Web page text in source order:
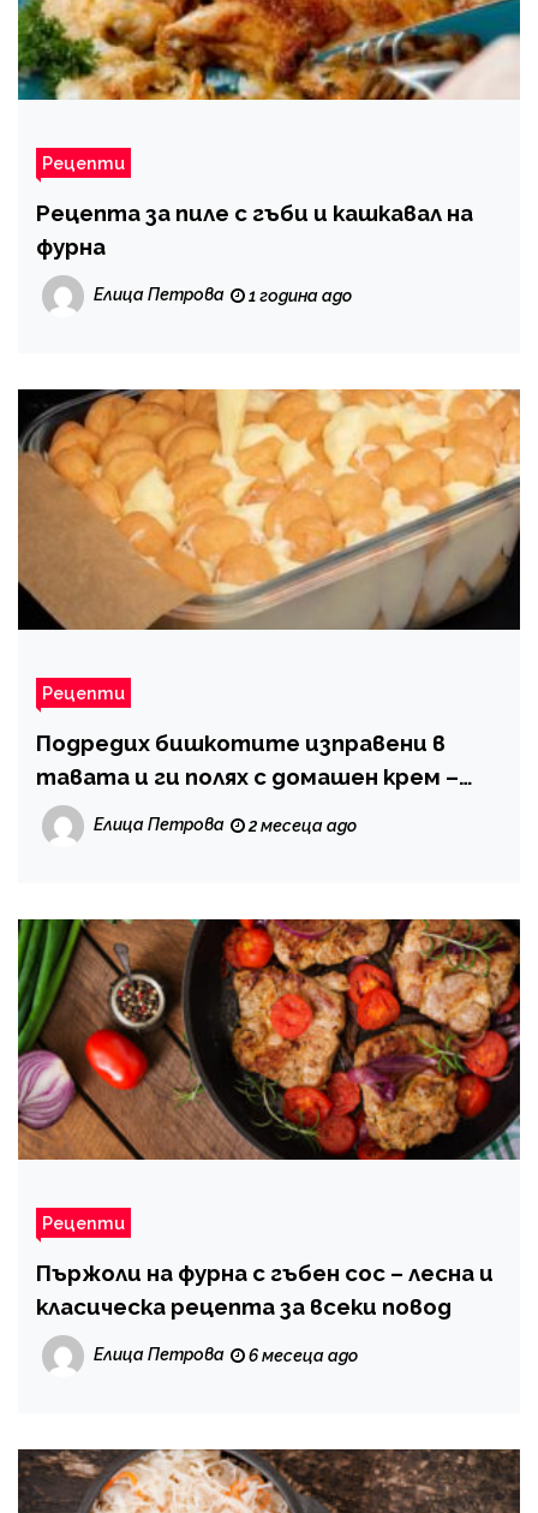
Рецепти
Рецепта за пиле с гъби и кашкавал на
фурна
Елица Петрова 1 година ago
Рецепти
Подредих бишкотите изправени в
тавата и ги полях с домашен крем –
получи се вкусен десерт
Елица Петрова 2 месеца ago
Рецепти
Пържоли на фурна с гъбен сос – лесна и
класическа рецепта за всеки повод
Елица Петрова 6 месеца ago